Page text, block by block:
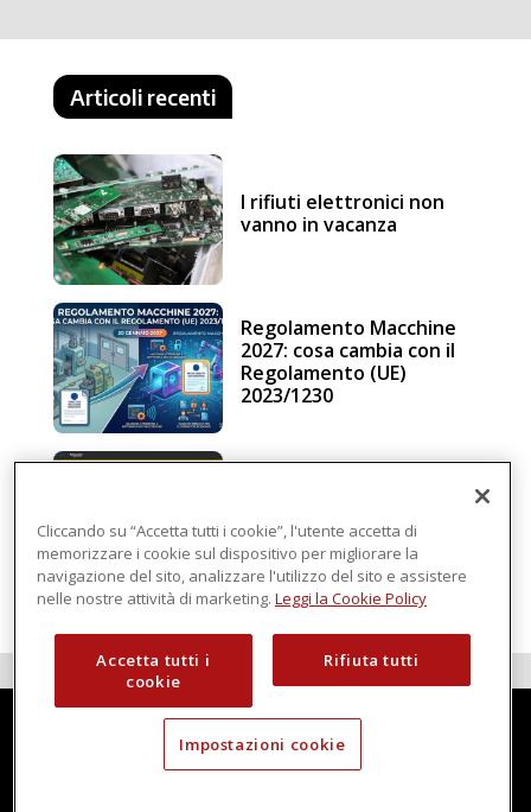
Articoli recenti
I rifiuti elettronici non
vanno in vacanza
Regolamento Macchine
2027: cosa cambia con il
Regolamento (UE)
2023/1230
intelligenza in cloud
Cliccando su “Accetta tutti i cookie”, l'utente accetta di
memorizzare i cookie sul dispositivo per migliorare la
navigazione del sito, analizzare l'utilizzo del sito e assistere
nelle nostre attività di marketing. Leggi la Cookie Policy
Accetta tutti i
cookie
Rifiuta tutti
Impostazioni cookie